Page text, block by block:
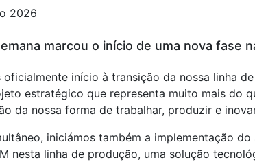
2026
marcou o início de uma nova fase
oficialmente início à transição da nossa linha
estratégico que representa muito mais do
da nossa forma de trabalhar, produzir e
iniciámos também a implementação
nesta linha de produção, uma solução